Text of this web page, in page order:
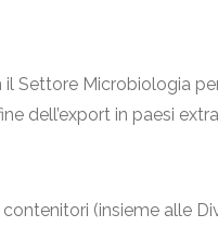
Settore Microbiologia
dell’export in paesi
(insieme alle